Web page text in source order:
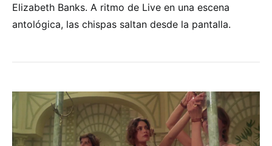
Elizabeth Banks. A ritmo de Live en una escena
antológica, las chispas saltan desde la pantalla.